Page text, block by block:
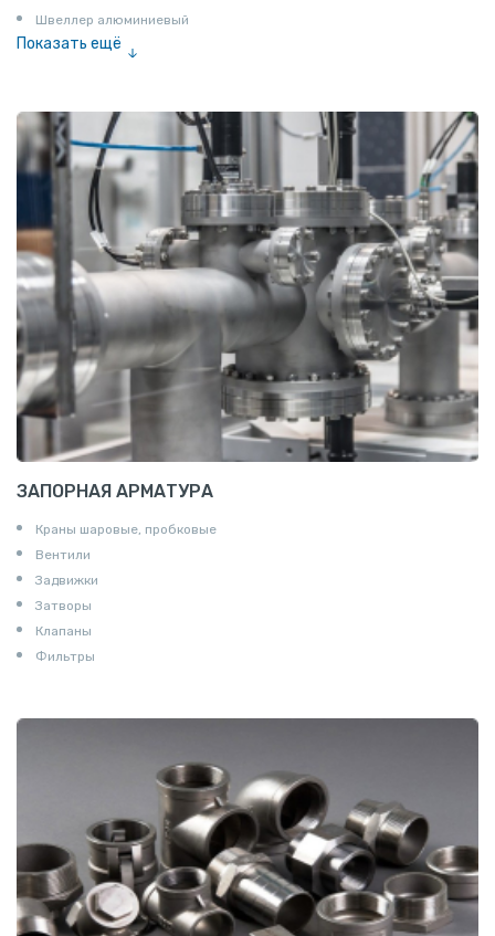
Швеллер алюминиевый
Показать ещё
Шина электротехническая
Алюминиевая плита
Z профиль алюминиевый
Т профиль алюминиевый
Пруток квадратный алюминиевый
Полоса алюминиевая
Пруток шестигранный алюминиевый
ЗАПОРНАЯ АРМАТУРА
Краны шаровые, пробковые
Вентили
Задвижки
Затворы
Клапаны
Фильтры